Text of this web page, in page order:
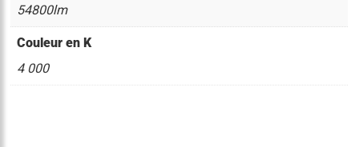
54800lm
Couleur en K
4 000